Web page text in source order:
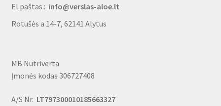
El.paštas.: info@verslas-aloe.lt
Rotušės a.14-7, 62141 Alytus
MB Nutriverta
Įmonės kodas 306727408
A/S Nr. LT797300010185663327